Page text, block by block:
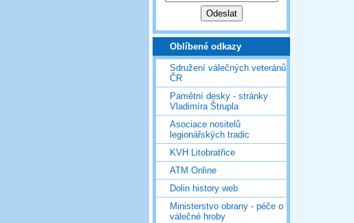
Oblíbené odkazy
Sdružení válečných veteránů
ČR
Pamětní desky - stránky
Vladimíra Štrupla
Asociace nositelů
legionářských tradic
KVH Litobratřice
ATM Online
Dolin history web
Ministerstvo obrany - péče o
válečné hroby